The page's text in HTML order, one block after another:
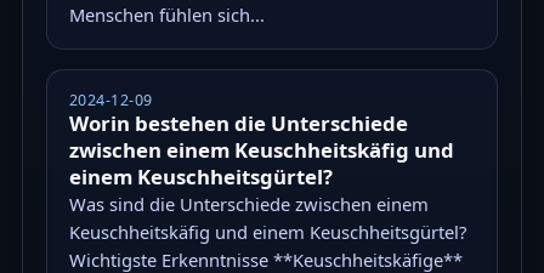
Menschen fühlen sich...
2024-12-09
Worin bestehen die Unterschiede
zwischen einem Keuschheitskäfig und
einem Keuschheitsgürtel?
Was sind die Unterschiede zwischen einem
Keuschheitskäfig und einem Keuschheitsgürtel?
Wichtigste Erkenntnisse **Keuschheitskäfige**